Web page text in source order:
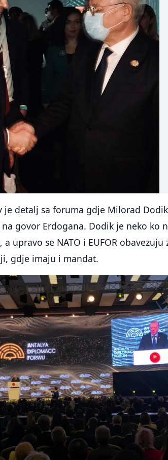
je detalj sa foruma gdje Milorad Dodik
govor Erdogana. Dodik je neko ko
upravo se NATO i EUFOR obavezuju
gdje imaju i mandat.